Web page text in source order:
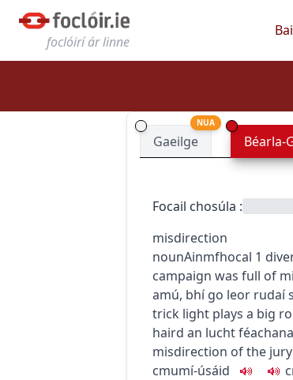
foclóirí ár linne
Gaeilge
NUA
Béarla-
Focail chosúla :
misdirection
nounAinmfhocal 1
campaign was full of
amú, bhí go leor rudaí
trick light plays a big
haird an lucht
misdirection of the jury
cmumí-úsáid c